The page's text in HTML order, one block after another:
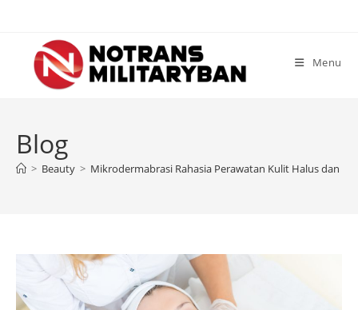
content
Menu
Blog
> Beauty > Mikrodermabrasi Rahasia Perawatan Kulit Halus dan